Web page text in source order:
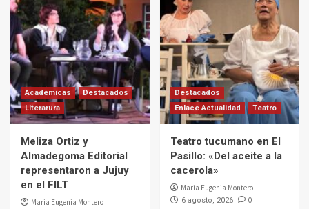
Académicas
Destacados
Literarura
Meliza Ortiz y
Almadegoma Editorial
representaron a Jujuy
en el FILT
Maria Eugenia Montero
Destacados
Enlace Actualidad
Teatro
Teatro tucumano en El
Pasillo: «Del aceite a la
cacerola»
Maria Eugenia Montero
6 agosto, 2026 0